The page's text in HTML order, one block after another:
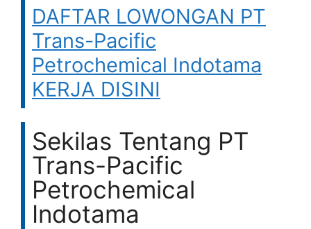
DAFTAR LOWONGAN PT
Trans-Pacific
Petrochemical Indotama
KERJA DISINI
Sekilas Tentang PT
Trans-Pacific
Petrochemical
Indotama